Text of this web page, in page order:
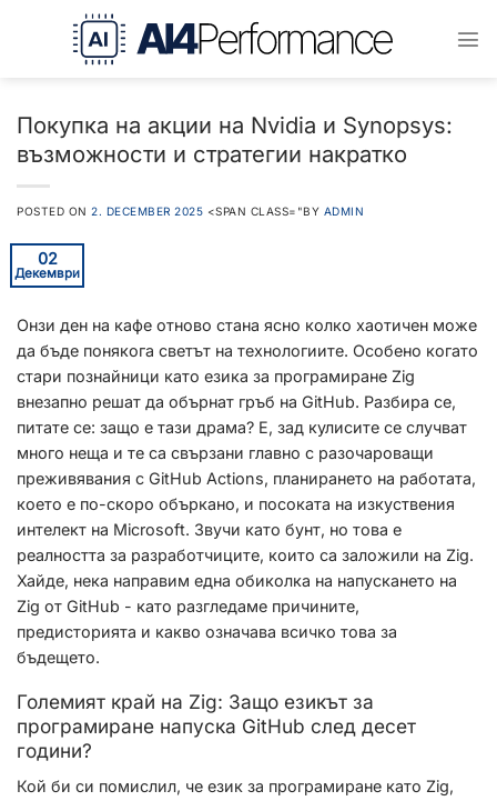
Преминаване
съдържанието
Покупка на акции на Nvidia и Synopsys:
възможности и стратегии накратко
POSTED ON2. DECEMBER 2025 <SPAN CLASS="BY ADMIN
02
Декември
Онзи ден на кафе отново стана ясно колко хаотичен може
да бъде понякога светът на технологиите. Особено когато
стари познайници като езика за програмиране Zig
внезапно решат да обърнат гръб на GitHub. Разбира се,
питате се: защо е тази драма? Е, зад кулисите се случват
много неща и те са свързани главно с разочароващи
преживявания с GitHub Actions, планирането на работата,
което е по-скоро объркано, и посоката на изкуствения
интелект на Microsoft. Звучи като бунт, но това е
реалността за разработчиците, които са заложили на Zig.
Хайде, нека направим една обиколка на напускането на
Zig от GitHub - като разгледаме причините,
предисторията и какво означава всичко това за
бъдещето.
Големият край на Zig: Защо езикът за
програмиране напуска GitHub след десет
години?
Кой би си помислил, че език за програмиране като Zig,